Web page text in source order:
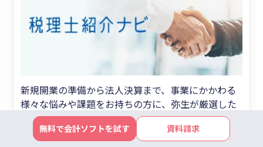
新規開業の準備から法人決算まで、事業にかかわる
様々な悩みや課題をお持ちの方に、弥生が厳選した
豊富な経験と実績のある税理士・会計事務所を、無
料でご紹介するサービスです。
無料で会計ソフトを試す 資料請求